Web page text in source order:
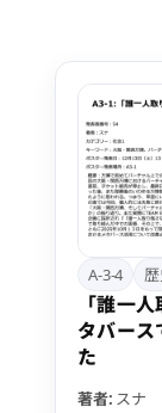
バースに
デジタル
出などが
一方で、
デジタル
の普及に
まな課題
本発表で
民具資料
タ生成・
対象とし
題につい
A-3-4
「誰一
タバース
た
著者: スナ